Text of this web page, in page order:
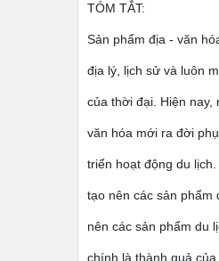
TÓM TẮT:
Sản phẩm địa - văn
địa lý, lịch sử và luôn
của thời đại. Hiện nay,
văn hóa mới ra đời
triển hoạt động du
tạo nên các sản phẩm
nên các sản phẩm du
chính là thành quả